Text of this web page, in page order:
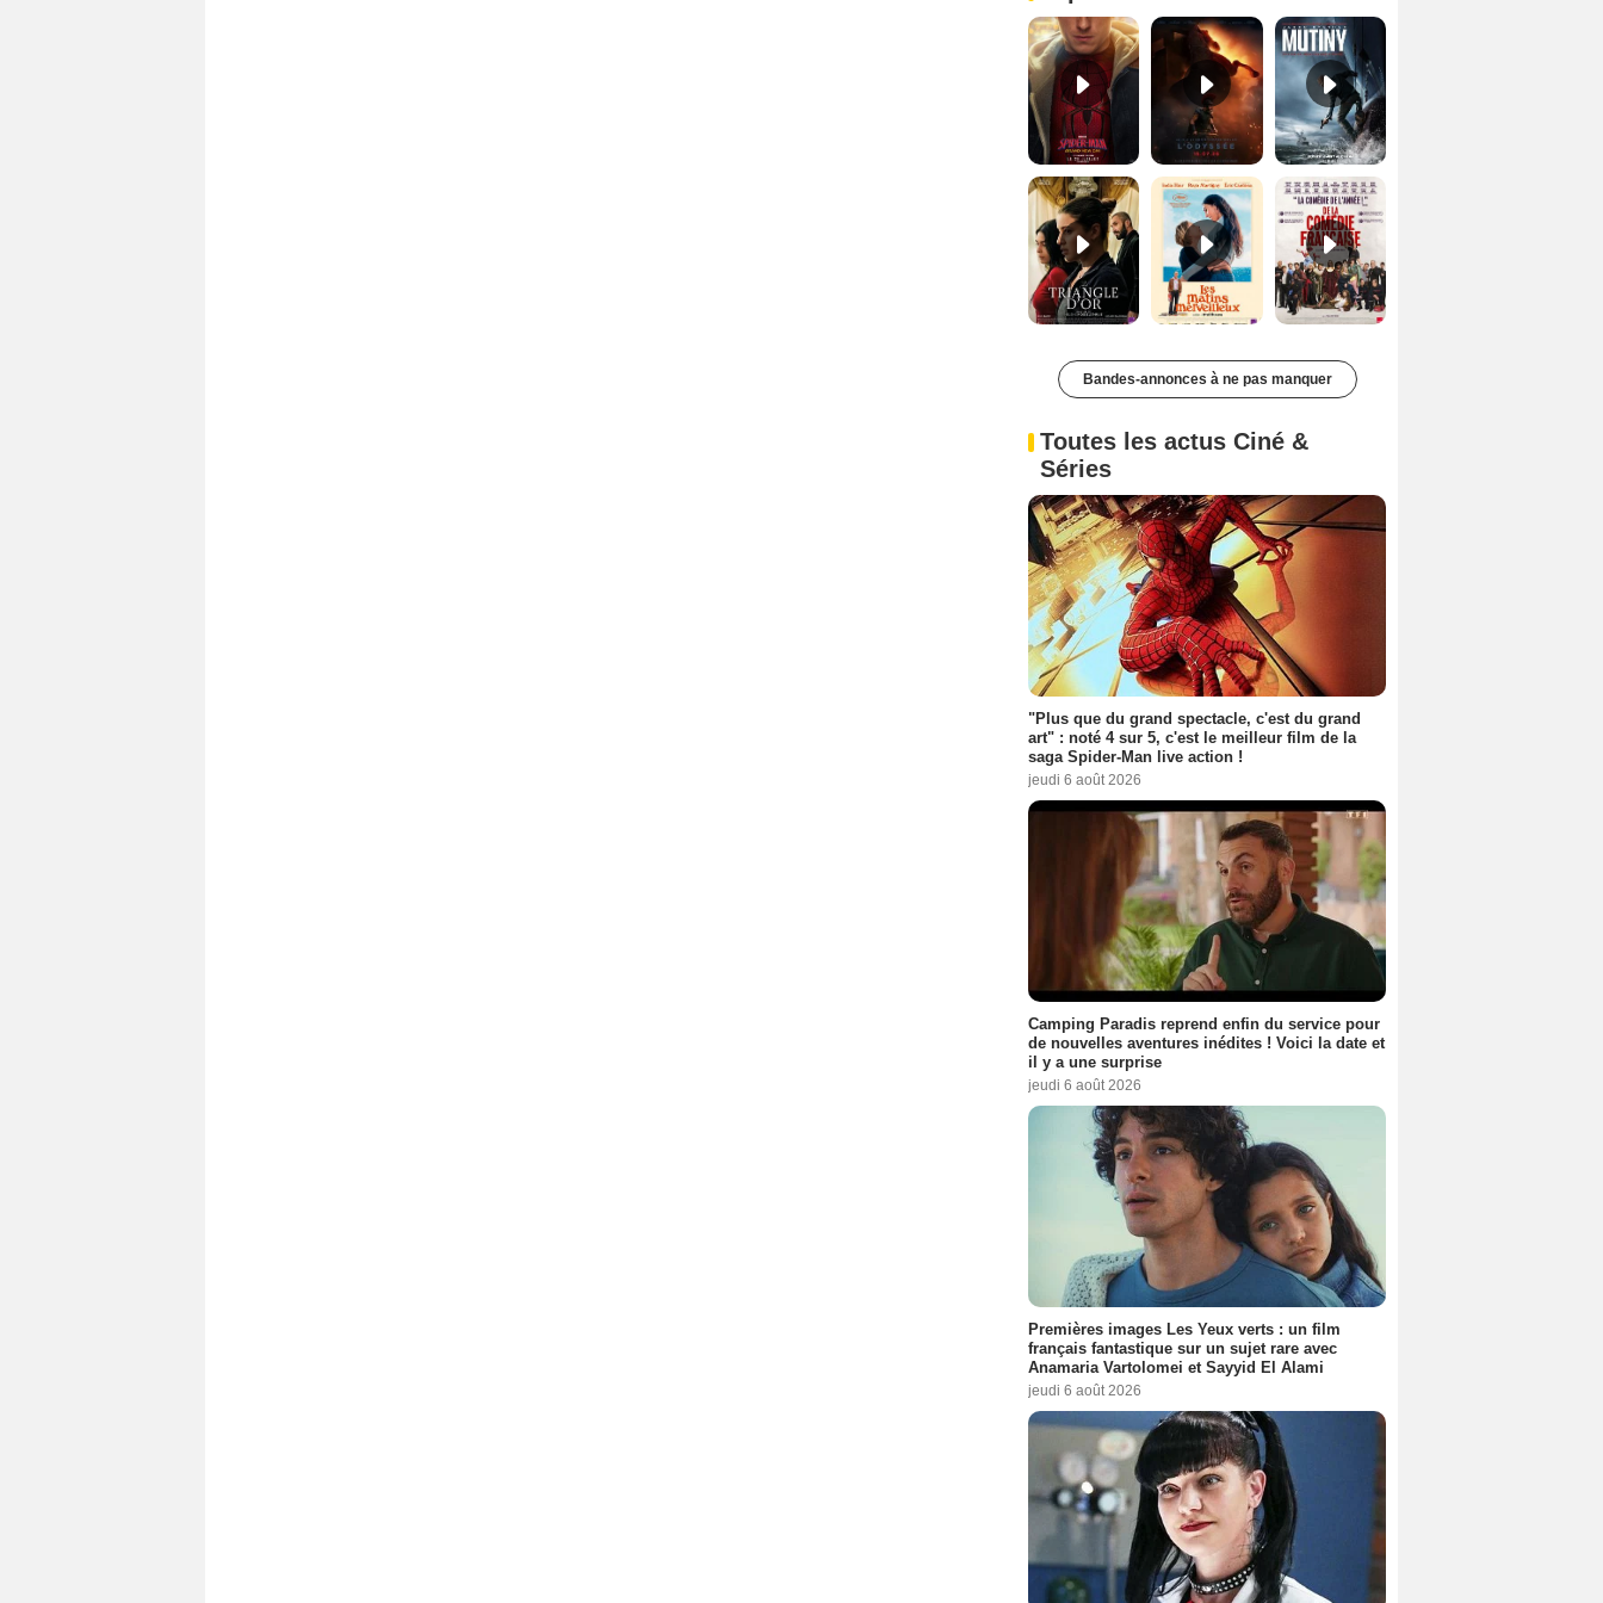
Les Matins merveilleux Bande-annonce VF De la Comédie-Française Teaser VF
Bandes-annonces à ne pas manquer
Toutes les actus Ciné &
Séries
"Plus que du grand spectacle, c'est du grand
art" : noté 4 sur 5, c'est le meilleur film de la
saga Spider-Man live action !
jeudi 6 août 2026
Camping Paradis reprend enfin du service pour
de nouvelles aventures inédites ! Voici la date et
il y a une surprise
jeudi 6 août 2026
Premières images Les Yeux verts : un film
français fantastique sur un sujet rare avec
Anamaria Vartolomei et Sayyid El Alami
jeudi 6 août 2026